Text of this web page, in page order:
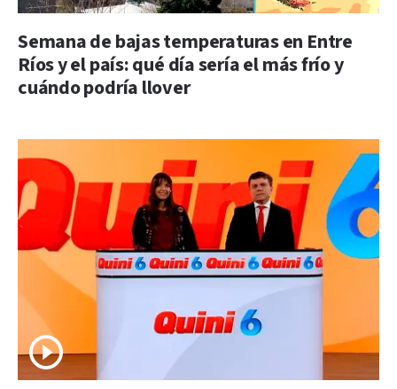
Semana de bajas temperaturas en Entre
Ríos y el país: qué día sería el más frío y
cuándo podría llover